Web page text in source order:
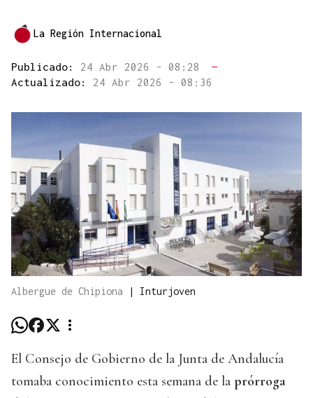
La Región Internacional
Publicado: 24 Abr 2026 - 08:28
—
Actualizado: 24 Abr 2026 - 08:36
Albergue de Chipiona | Inturjoven
El Consejo de Gobierno de la Junta de Andalucía
tomaba conocimiento esta semana de la prórroga